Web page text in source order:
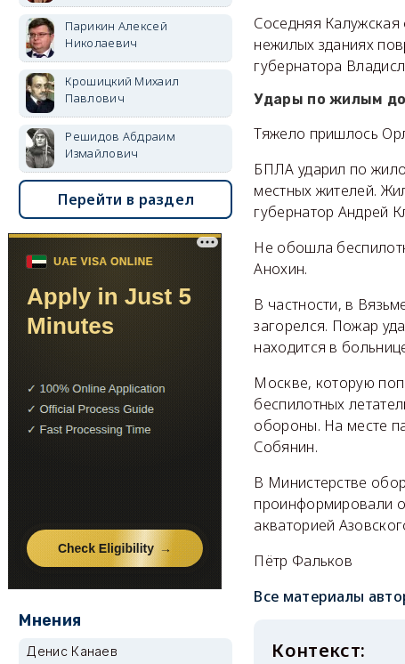
Соседняя Калужская
нежилых зданиях
губернатора
Удары по жилым
Тяжело пришлось
БПЛА ударил по
местных жителей.
губернатор Андрей
Не обошла
Анохин.
В частности, в
загорелся. Пожар
находится в
Москве, которую
беспилотных
обороны. На месте
Собянин.
В Министерстве
проинформировали
акваторией
Пётр Фальков
Все материалы
Парикин Алексей
Николаевич
Крошицкий Михаил
Павлович
Решидов Абдраим
Измайлович
Перейти в раздел
Мнения
Денис Канаев